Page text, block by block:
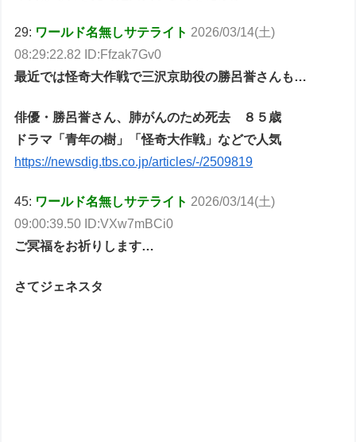
29: ワールド名無しサテライト 2026/03/14(土)
08:29:22.82 ID:Ffzak7Gv0
最近では怪奇大作戦で三沢京助役の勝呂誉さんも…
俳優・勝呂誉さん、肺がんのため死去 ８５歳
ドラマ「青年の樹」「怪奇大作戦」などで人気
https://newsdig.tbs.co.jp/articles/-/2509819
45: ワールド名無しサテライト 2026/03/14(土)
09:00:39.50 ID:VXw7mBCi0
ご冥福をお祈りします…
さてジェネスタ